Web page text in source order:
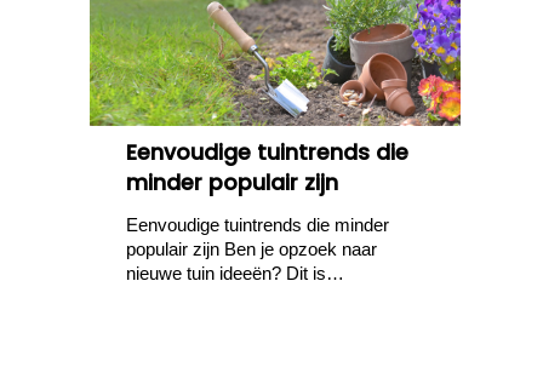
Eenvoudige tuintrends die
minder populair zijn
Eenvoudige tuintrends die minder
populair zijn Ben je opzoek naar
nieuwe tuin ideeën? Dit is…